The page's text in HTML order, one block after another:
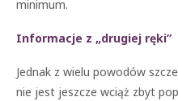
minimum.
Informacje z „drugiej ręki”
Jednak z wielu powodów
nie jest jeszcze wciąż zbyt